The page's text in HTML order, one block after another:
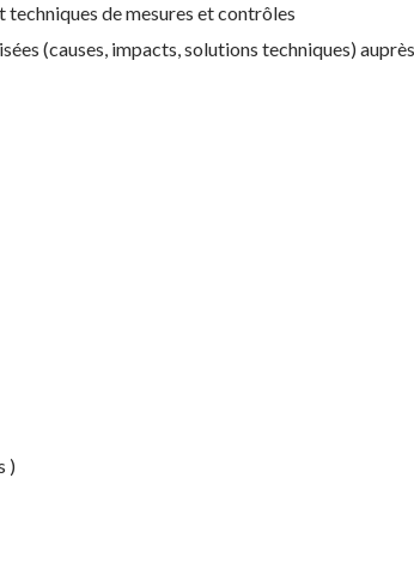
de mesures et contrôles
(causes, impacts, solutions techniques)
)